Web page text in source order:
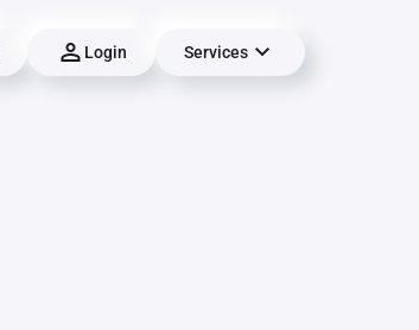
Login Services